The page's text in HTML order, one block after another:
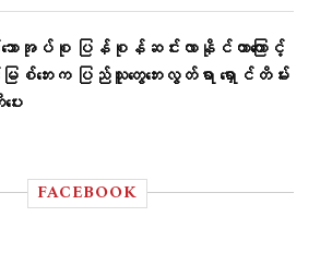
ာအုပ်စု ပြန်စုန်ဆင်းလာနိုင်တာကြောင့်
ြစ်ဘေးက ပြည်သူတွေဘေးလွတ်ရာ ရှောင်တိမ်း
း
FACEBOOK